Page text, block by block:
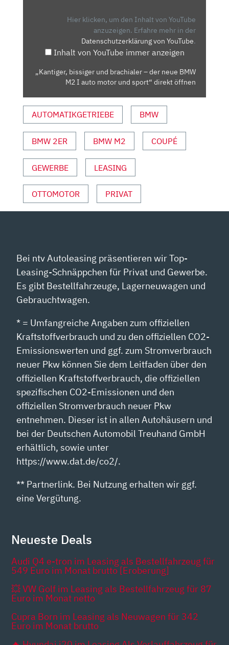
MOTOR
UND
VON
YOUTUBE
ANZEIGEN
Hier klicken, um den Inhalt von YouTube
anzuzeigen. Erfahre mehr in der
Datenschutzerklärung von YouTube.
Inhalt von YouTube immer anzeigen
„Kantiger, bissiger und brachialer – der neue BMW
M2 I auto motor und sport“ direkt öffnen
AUTOMATIKGETRIEBE BMW
BMW 2ER BMW M2 COUPÉ
GEWERBE LEASING
OTTOMOTOR PRIVAT
Bei ntv Autoleasing präsentieren wir Top-
Leasing-Schnäppchen für Privat und Gewerbe.
Es gibt Bestellfahrzeuge, Lagerneuwagen und
Gebrauchtwagen.
* = Umfangreiche Angaben zum offiziellen
Kraftstoffverbrauch und zu den offiziellen CO2-
Emissionswerten und ggf. zum Stromverbrauch
neuer Pkw können Sie dem Leitfaden über den
offiziellen Kraftstoffverbrauch, die offiziellen
spezifischen CO2-Emissionen und den
offiziellen Stromverbrauch neuer Pkw
entnehmen. Dieser ist in allen Autohäusern und
bei der Deutschen Automobil Treuhand GmbH
erhältlich, sowie unter
https://www.dat.de/co2/.
** Partnerlink. Bei Nutzung erhalten wir ggf.
eine Vergütung.
Neueste Deals
Audi Q4 e-tron im Leasing als Bestellfahrzeug für
549 Euro im Monat brutto [Eroberung]
💥 VW Golf im Leasing als Bestellfahrzeug für 87
Euro im Monat netto
Cupra Born im Leasing als Neuwagen für 342
Euro im Monat brutto